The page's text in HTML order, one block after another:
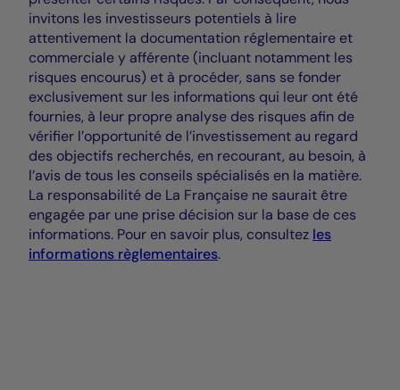
invitons les investisseurs potentiels à lire
attentivement la documentation réglementaire et
commerciale y afférente (incluant notamment les
risques encourus) et à procéder, sans se fonder
exclusivement sur les informations qui leur ont été
fournies, à leur propre analyse des risques afin de
vérifier l’opportunité de l’investissement au regard
des objectifs recherchés, en recourant, au besoin, à
l’avis de tous les conseils spécialisés en la matière.
La responsabilité de La Française ne saurait être
engagée par une prise décision sur la base de ces
informations. Pour en savoir plus, consultez les
informations règlementaires.